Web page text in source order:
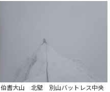
伯耆大山 北壁 別山バットレス中央